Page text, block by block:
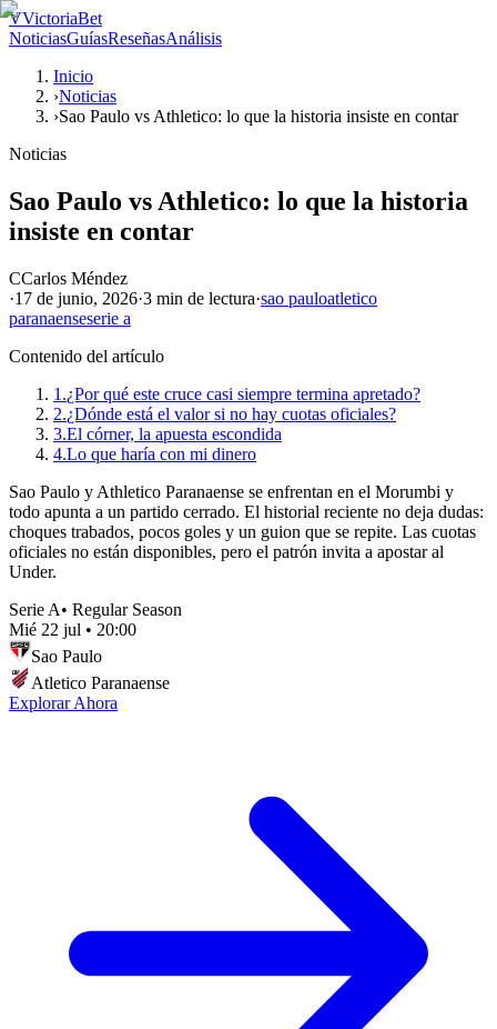
VVictoriaBet
NoticiasGuíasReseñasAnálisis
Inicio
›Noticias
›Sao Paulo vs Athletico: lo que la historia insiste en contar
Noticias
Sao Paulo vs Athletico: lo que la historia
insiste en contar
CCarlos Méndez
·17 de junio, 2026·3 min de lectura·sao pauloatletico
paranaenseserie a
Contenido del artículo
1.¿Por qué este cruce casi siempre termina apretado?
2.¿Dónde está el valor si no hay cuotas oficiales?
3.El córner, la apuesta escondida
4.Lo que haría con mi dinero
Sao Paulo y Athletico Paranaense se enfrentan en el Morumbi y
todo apunta a un partido cerrado. El historial reciente no deja dudas:
choques trabados, pocos goles y un guion que se repite. Las cuotas
oficiales no están disponibles, pero el patrón invita a apostar al
Under.
Serie A• Regular Season
Mié 22 jul • 20:00
Sao Paulo
Atletico Paranaense
Explorar Ahora